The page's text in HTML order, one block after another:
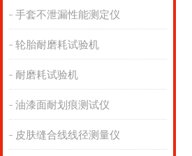
手套不泄漏性能测定仪
轮胎耐磨耗试验机
耐磨耗试验机
油漆面耐划痕测试仪
皮肤缝合线线径测量仪